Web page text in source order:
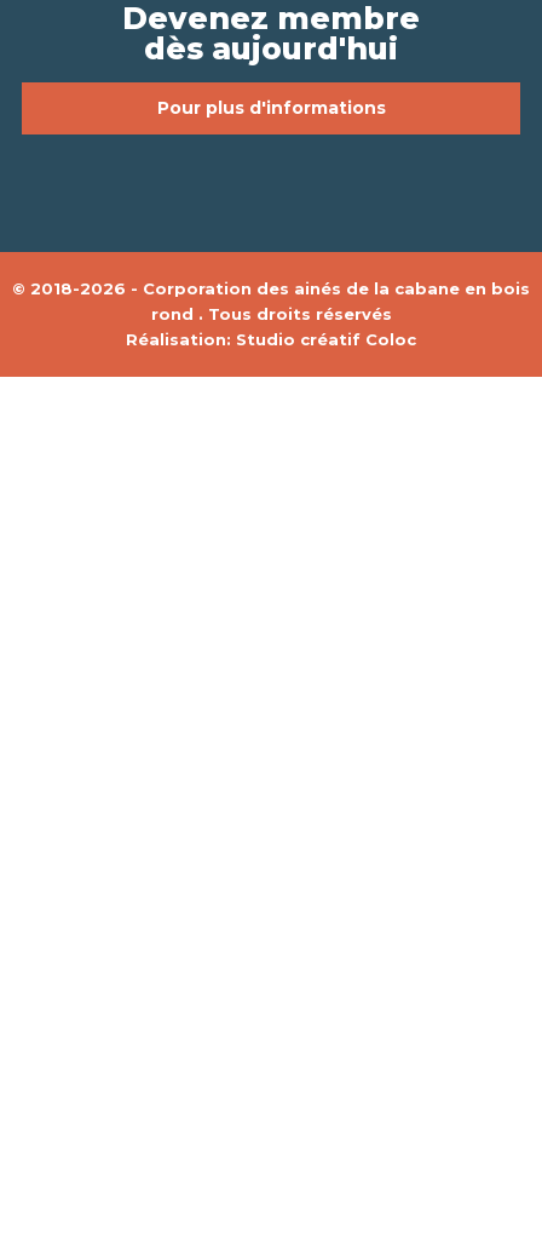
Devenez membre
dès aujourd'hui
Pour plus d'informations
© 2018-2026 - Corporation des ainés de la cabane en bois
rond . Tous droits réservés
Réalisation: Studio créatif Coloc